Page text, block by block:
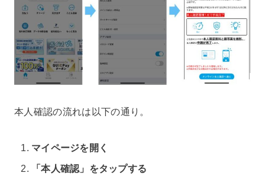
本人確認の流れは以下の通り。
マイページを開く
「本人確認」をタップする